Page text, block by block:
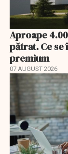
Aproape
pătrat. Ce
premium
07 AUGUST 2026